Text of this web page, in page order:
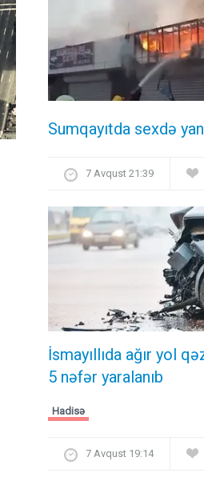
Sumqayıtda sexdə
7 Avqust 21:39
İsmayıllıda ağır yol
5 nəfər yaralanıb
Hadisə
7 Avqust 19:14